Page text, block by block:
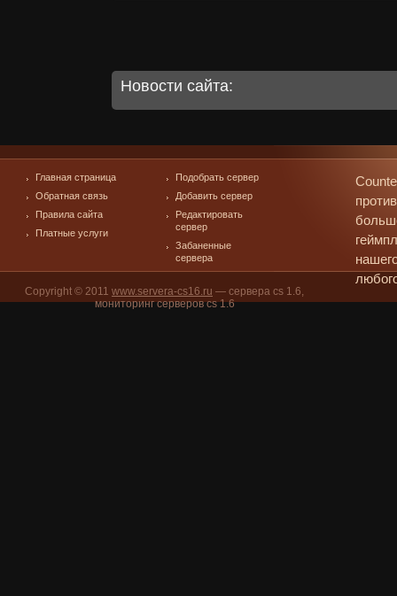
Новости сайта:
Главная страница
Обратная связь
Правила сайта
Платные услуги
Подобрать сервер
Добавить сервер
Редактировать
сервер
Забаненные
сервера
Copyright © 2011 www.servera-cs16.ru — сервера cs 1.6,
мониторинг серверов cs 1.6